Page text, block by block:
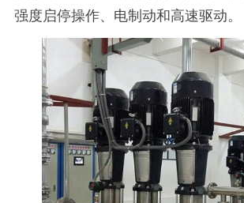
强度启停操作、电制动和高速驱动。